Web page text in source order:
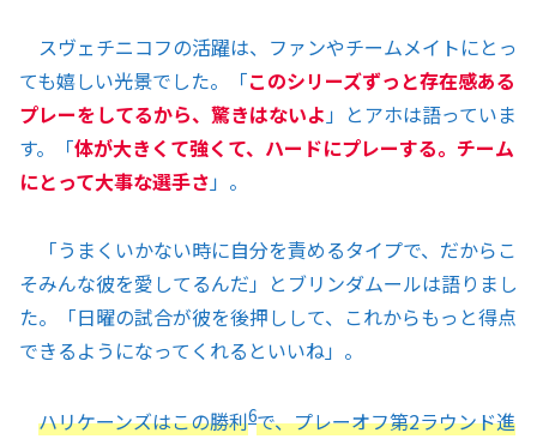
スヴェチニコフの活躍は、ファンやチームメイトにとっ
ても嬉しい光景でした。「このシリーズずっと存在感ある
プレーをしてるから、驚きはないよ」とアホは語っていま
す。「体が大きくて強くて、ハードにプレーする。チーム
にとって大事な選手さ」。
「うまくいかない時に自分を責めるタイプで、だからこ
そみんな彼を愛してるんだ」とブリンダムールは語りまし
た。「日曜の試合が彼を後押しして、これからもっと得点
できるようになってくれるといいね」。
ハリケーンズはこの勝利6で、プレーオフ第2ラウンド進